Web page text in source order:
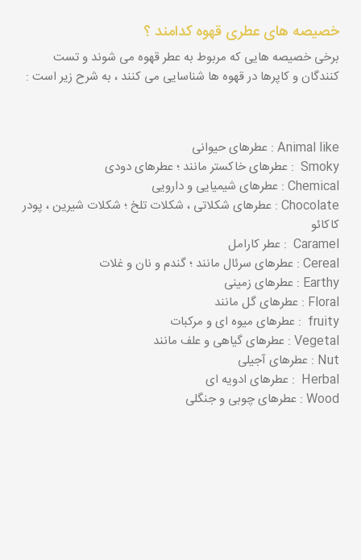
خصیصه های عطری قهوه کدامند ؟
برخی خصیصه هایی که مربوط به عطر قهوه می شوند و تست
کنندگان و کاپرها در قهوه ها شناسایی می کنند ، به شرح زیر است :
Animal like : عطرهای حیوانی
Smoky : عطرهای خاکستر مانند ؛ عطرهای دودی
Chemical : عطرهای شیمیایی و دارویی
Chocolate : عطرهای شکلاتی ، شکلات تلخ ؛ شکلات شیرین ، پودر
کاکائو
Caramel : عطر کارامل
Cereal : عطرهای سرئال مانند ؛ گندم و نان و غلات
Earthy : عطرهای زمینی
Floral : عطرهای گل مانند
fruity : عطرهای میوه ای و مرکبات
Vegetal : عطرهای گیاهی و علف مانند
Nut : عطرهای آجیلی
Herbal : عطرهای ادویه ای
Wood : عطرهای چوبی و جنگلی